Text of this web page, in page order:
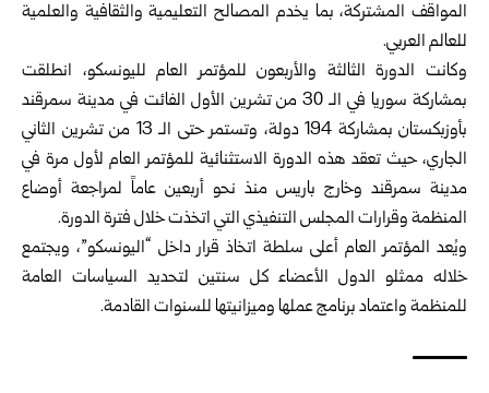
المواقف المشتركة، بما يخدم المصالح التعليمية والثقافية والعلمية
للعالم العربي.
وكانت الدورة الثالثة والأربعون للمؤتمر العام لليونسكو، انطلقت
بمشاركة سوريا في الـ 30 من تشرين الأول الفائت في مدينة سمرقند
بأوزبكستان بمشاركة 194 دولة، وتستمر حتى الـ 13 من تشرين الثاني
الجاري، حيث تعقد هذه الدورة الاستثنائية للمؤتمر العام لأول مرة في
مدينة سمرقند وخارج باريس منذ نحو أربعين عاماً لمراجعة أوضاع
المنظمة وقرارات المجلس التنفيذي التي اتخذت خلال فترة الدورة.
ويُعد المؤتمر العام أعلى سلطة اتخاذ قرار داخل “اليونسكو”، ويجتمع
خلاله ممثلو الدول الأعضاء كل سنتين لتحديد السياسات العامة
للمنظمة واعتماد برنامج عملها وميزانيتها للسنوات القادمة.